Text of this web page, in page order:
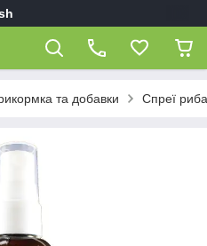
та добавки Спреї